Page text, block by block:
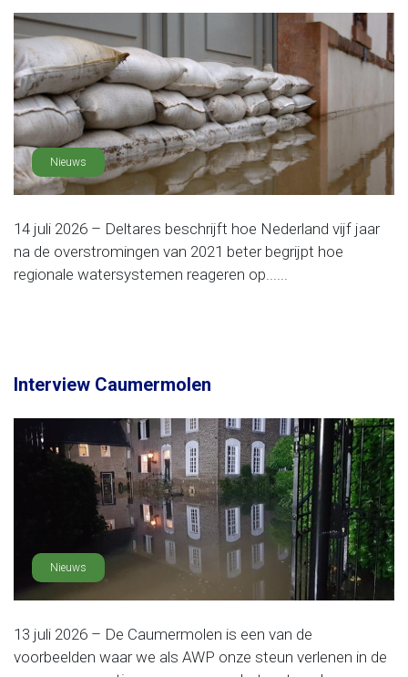
Nieuws
14 juli 2026 – Deltares beschrijft hoe Nederland vijf jaar
na de overstromingen van 2021 beter begrijpt hoe
regionale watersystemen reageren op......
Interview Caumermolen
Nieuws
13 juli 2026 – De Caumermolen is een van de
voorbeelden waar we als AWP onze steun verlenen in de